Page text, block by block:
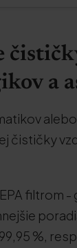
a
čističky
filtrom -
%,